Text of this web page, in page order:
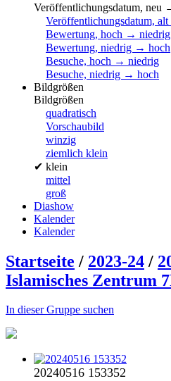
Veröffentlichungsdatum, neu
Veröffentlichungsdatum,
Bewertung, hoch → niedrig
Bewertung, niedrig → hoch
Besuche, hoch → niedrig
Besuche, niedrig → hoch
Bildgrößen
Bildgrößen
quadratisch
Vorschaubild
winzig
ziemlich klein
✔ klein
mittel
groß
Diashow
Kalender
Kalender
Startseite / 2023-24 /
Islamisches Zentrum
In dieser Gruppe suchen
20240516 153352